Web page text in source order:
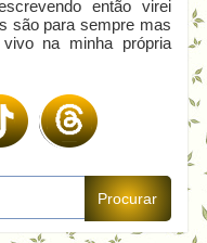
então virei
são para sempre mas
na minha própria
Procurar